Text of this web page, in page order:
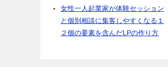
女性一人起業家が体験セッション
と個別相談に集客しやすくなる１
２個の要素を含んだLPの作り方